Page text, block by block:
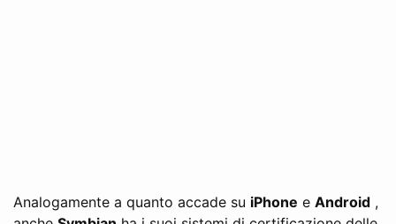
Analogamente a quanto accade su iPhone e Android ,